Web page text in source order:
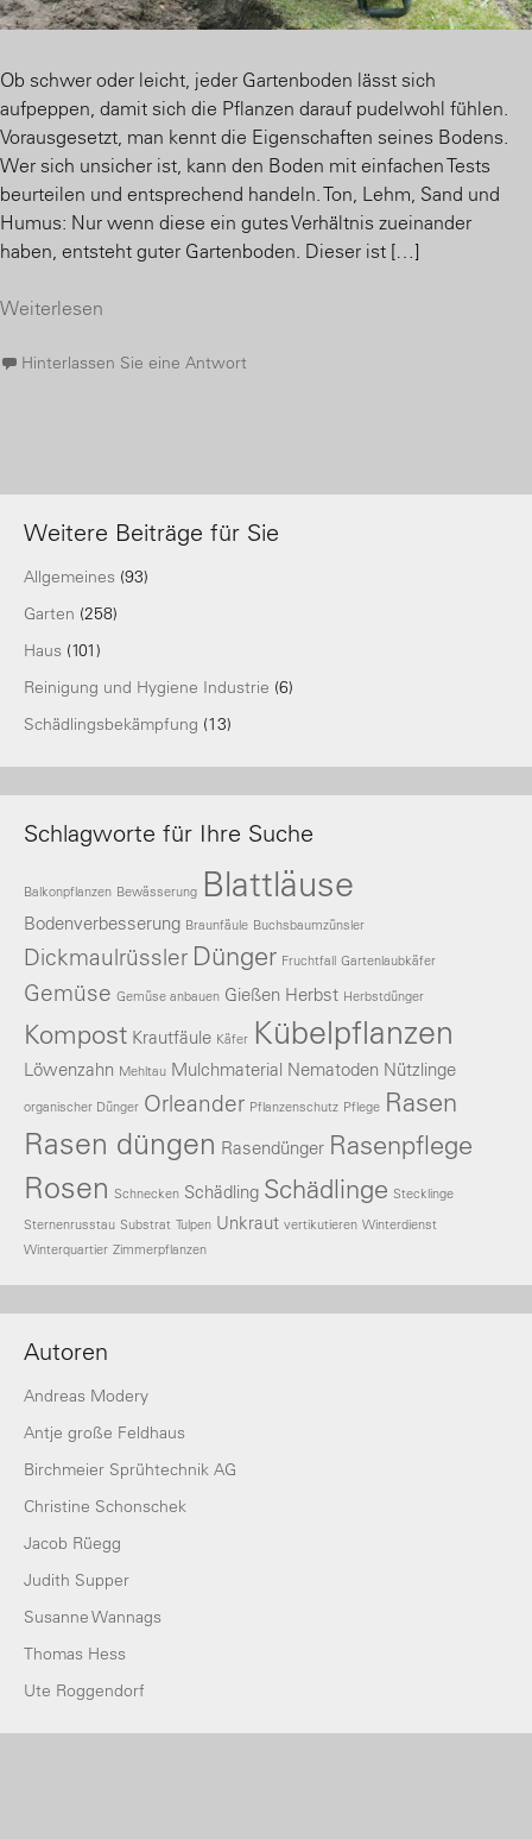
Ob schwer oder leicht, jeder Gartenboden lässt sich
aufpeppen, damit sich die Pflanzen darauf pudelwohl fühlen.
Vorausgesetzt, man kennt die Eigenschaften seines Bodens.
Wer sich unsicher ist, kann den Boden mit einfachen Tests
beurteilen und entsprechend handeln. Ton, Lehm, Sand und
Humus: Nur wenn diese ein gutes Verhältnis zueinander
haben, entsteht guter Gartenboden. Dieser ist […]
Weiterlesen
Hinterlassen Sie eine Antwort
Weitere Beiträge für Sie
Allgemeines (93)
Garten (258)
Haus (101)
Reinigung und Hygiene Industrie (6)
Schädlingsbekämpfung (13)
Schlagworte für Ihre Suche
Balkonpflanzen Bewässerung Blattläuse
Bodenverbesserung Braunfäule Buchsbaumzünsler
Dickmaulrüssler Dünger Fruchtfall Gartenlaubkäfer
Gemüse Gemüse anbauen Gießen Herbst Herbstdünger
Kompost Krautfäule Käfer Kübelpflanzen
Löwenzahn Mehltau Mulchmaterial Nematoden Nützlinge
organischer Dünger Orleander Pflanzenschutz Pflege Rasen
Rasen düngen Rasendünger Rasenpflege
Rosen Schnecken Schädling Schädlinge Stecklinge
Sternenrusstau Substrat Tulpen Unkraut vertikutieren Winterdienst
Winterquartier Zimmerpflanzen
Autoren
Andreas Modery
Antje große Feldhaus
Birchmeier Sprühtechnik AG
Christine Schonschek
Jacob Rüegg
Judith Supper
Susanne Wannags
Thomas Hess
Ute Roggendorf